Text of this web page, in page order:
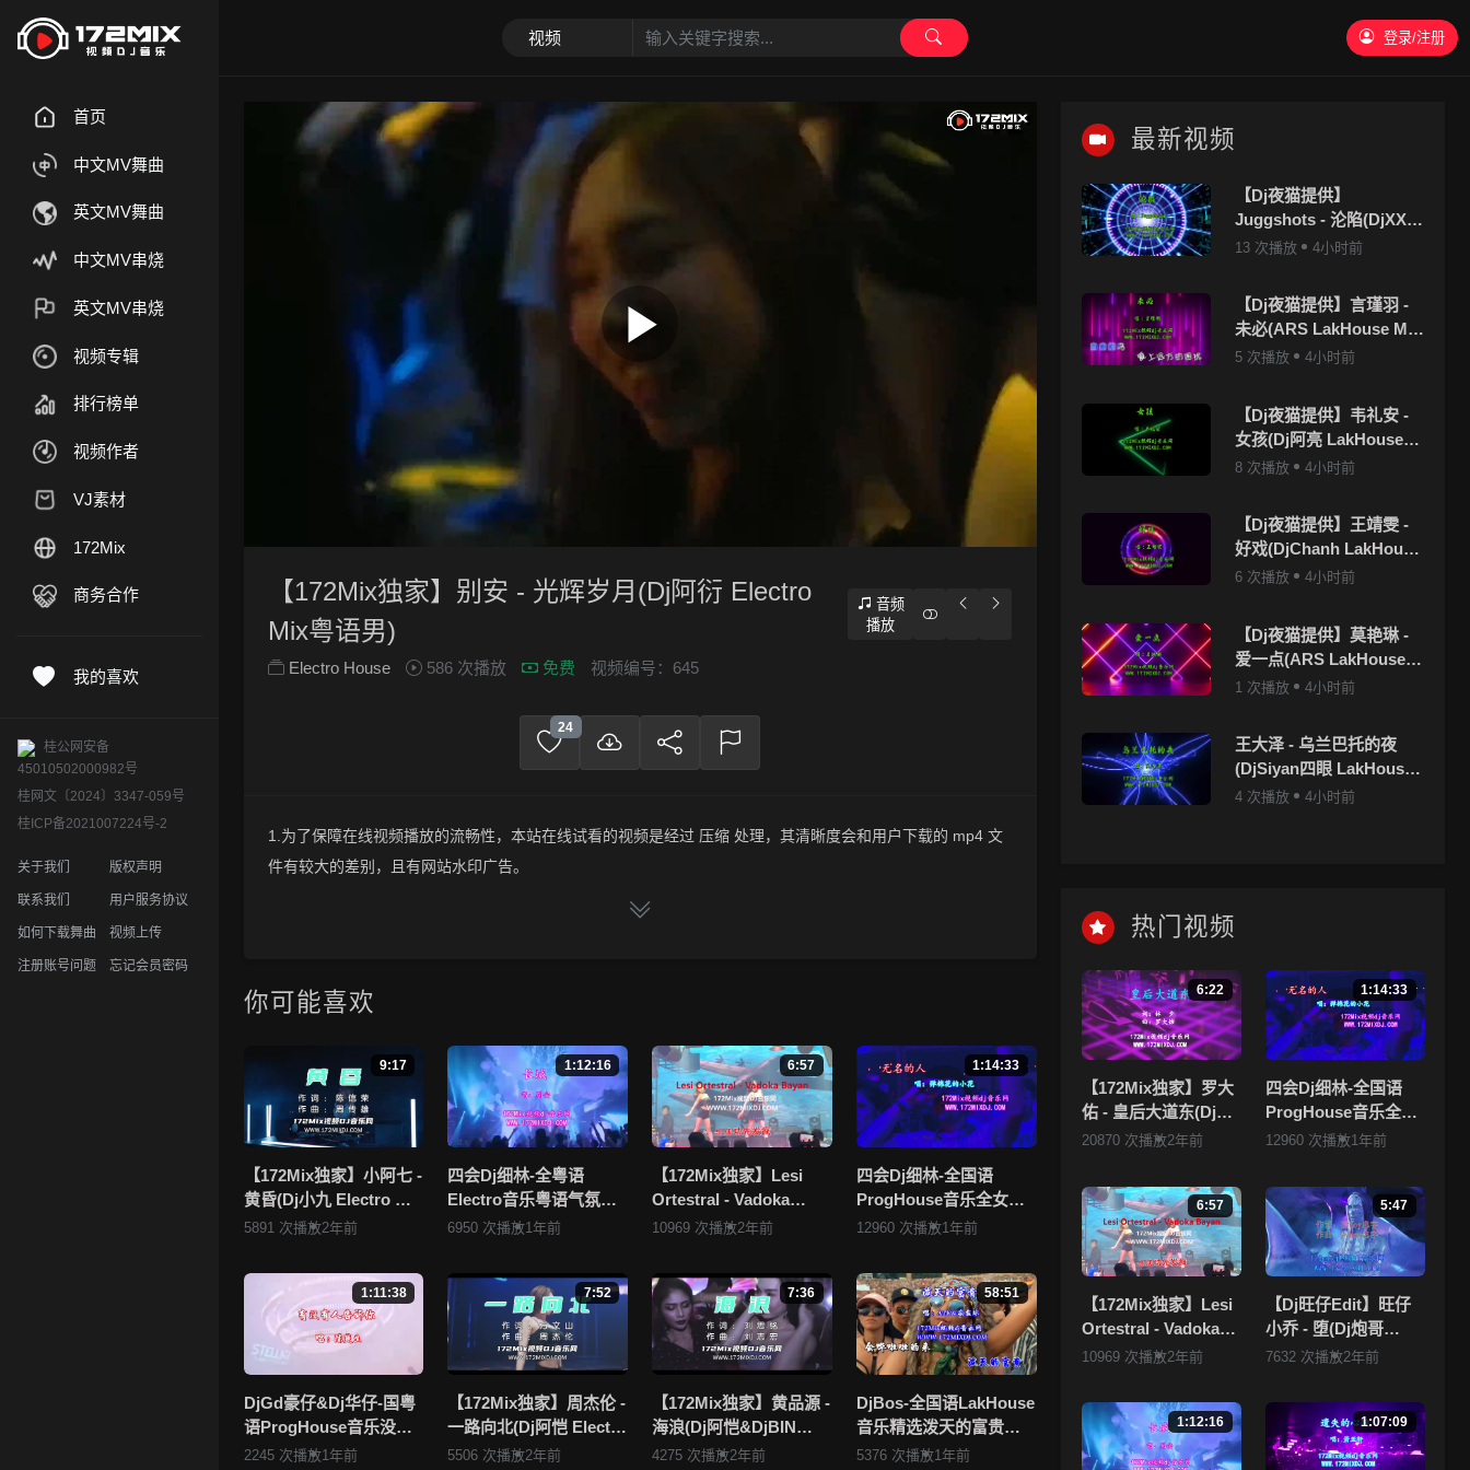
登录/注册
首页
中文MV舞曲
英文MV舞曲
中文MV串烧
英文MV串烧
视频专辑
排行榜单
视频作者
VJ素材
172Mix
商务合作
我的喜欢
桂公网安备
45010502000982号
桂网文〔2024〕3347-059号
桂ICP备2021007224号-2
关于我们 版权声明
联系我们 用户服务协议
如何下载舞曲 视频上传
注册账号问题 忘记会员密码
【172Mix独家】别安 - 光辉岁月(Dj阿衍 Electro
Mix粤语男)
Electro House 586 次播放 免费 视频编号：645
音频
播放
24
1.为了保障在线视频播放的流畅性，本站在线试看的视频是经过 压缩 处理，其清晰度会和用户下载的 mp4 文
件有较大的差别，且有网站水印广告。
2.下载的文件全部是原始高清的视频文件，绝无压缩，分辨率为720P以上，音频比特率为 128Kbps或以上，清
分享！
4.如果您发现 《【172Mix独家】别安 - 光辉岁月(Dj阿衍 Electro Mix粤语男)》视频存在分类错误，清晰度不够
或无法播放的问题，请点击这里进行 我要纠错， 谢谢！
5.172Mix舞曲视频网禁止发布违规违法的信息，若您发现有相关违规违法内容，请点击这里进行 举报投诉 ，
一旦核实，平台将严肃处理！！
6.本站音视频文件部分由用户上传发布，其版权归原作者所有。因平台无法一一准确审核资源的真实合法拥有
者，如有侵犯您的版权，请点击查看 《172Mix舞曲视频网的侵权处理流程》 或是点击这里进行 举报投诉，本
站将于两个工作日内核实后移除相关内容。
你可能喜欢
9:17
【172Mix独家】小阿七 -
黄昏(Dj小九 Electro Mix
国语女)v2
5891 次播放2年前
1:12:16
四会Dj细林-全粤语
Electro音乐粤语气氛百
听不腻Party.K必备专辑
6950 次播放1年前
6:57
【172Mix独家】Lesi
Ortestral - Vadoka
Bayan(Dj小锦 Electro
10969 次播放2年前
1:14:33
四会Dj细林-全国语
ProgHouse音乐全女声
抖音流行热播Vol.1专辑
12960 次播放1年前
1:11:38
DjGd豪仔&Dj华仔-国粤
语ProgHouse音乐没有
人告诉你老歌系列无心
2245 次播放1年前
7:52
【172Mix独家】周杰伦 -
一路向北(Dj阿恺 Electro
Mix国语男)
5506 次播放2年前
7:36
【172Mix独家】黄品源 -
海浪(Dj阿恺&DjBIN
Electro Mix国语男)
4275 次播放2年前
58:51
DjBos-全国语LakHouse
音乐精选泼天的富贵流
行专辑172Mix串烧
5376 次播放1年前
最新视频
【Dj夜猫提供】
Juggshots - 沦陷(DjXX
LakHouse Mix国语男)
13 次播放 4小时前
【Dj夜猫提供】言瑾羽 -
未必(ARS LakHouse Mix
国语女)
5 次播放 4小时前
【Dj夜猫提供】韦礼安 -
女孩(Dj阿亮 LakHouse
Mix国语男)
8 次播放 4小时前
【Dj夜猫提供】王靖雯 -
好戏(DjChanh LakHouse
Mix国语女)
6 次播放 4小时前
【Dj夜猫提供】莫艳琳 -
爱一点(ARS LakHouse
Mix国语女)
1 次播放 4小时前
王大泽 - 乌兰巴托的夜
(DjSiyan四眼 LakHouse
Mix国语男)
4 次播放 4小时前
热门视频
6:22
【172Mix独家】罗大
佑 - 皇后大道东(Dj刚
仔 Electro Mix粤语
20870 次播放2年前
1:14:33
四会Dj细林-全国语
ProgHouse音乐全女
声抖音流行热播Vol.1
12960 次播放1年前
6:57
【172Mix独家】Lesi
Ortestral - Vadoka
Bayan(Dj小锦
10969 次播放2年前
5:47
【Dj旺仔Edit】旺仔
小乔 - 堕(Dj炮哥
ProgHouse Mix国语
7632 次播放2年前
1:12:16 1:07:09